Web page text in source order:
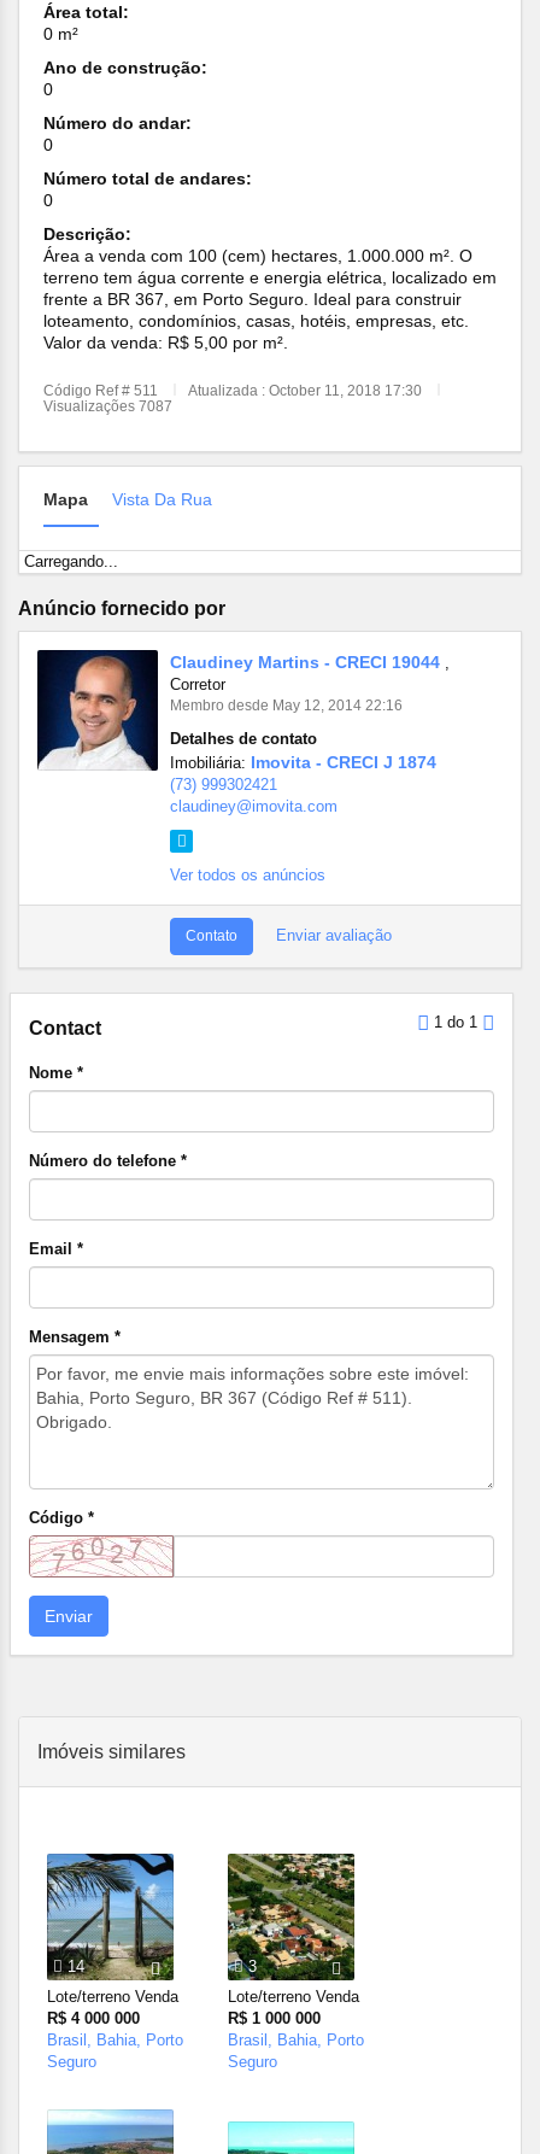
Área total:
0 m²
Ano de construção:
0
Número do andar:
0
Número total de andares:
0
Descrição:
Área a venda com 100 (cem) hectares, 1.000.000 m². O
terreno tem água corrente e energia elétrica, localizado em
frente a BR 367, em Porto Seguro. Ideal para construir
loteamento, condomínios, casas, hotéis, empresas, etc.
Valor da venda: R$ 5,00 por m².
Código Ref # 511
Atualizada : October 11, 2018 17:30
Visualizações 7087
Mapa Vista Da Rua
Carregando...
Anúncio fornecido por
Claudiney Martins - CRECI 19044
Corretor
Membro desde May 12, 2014 22:16
Detalhes de contato
Imobiliária: Imovita - CRECI J 1874
(73) 999302421
claudiney@imovita.com
Ver todos os anúncios
Contato Enviar avaliação
1 do 1
Contact
Nome *
Número do telefone *
Email *
Mensagem *
Código *
Enviar
Imóveis similares
14
Lote/terreno Venda
R$ 4 000 000
Brasil, Bahia, Porto
Seguro
3
Lote/terreno Venda
R$ 1 000 000
Brasil, Bahia, Porto
Seguro